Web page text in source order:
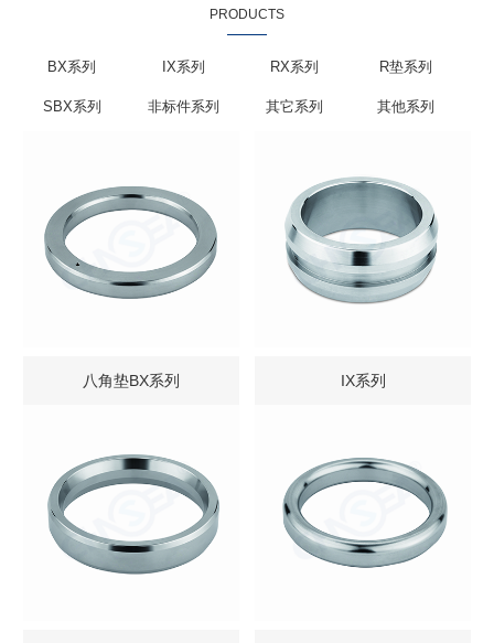
PRODUCTS
BX系列 IX系列 RX系列 R垫系列
SBX系列 非标件系列 其它系列 其他系列
八角垫BX系列 IX系列